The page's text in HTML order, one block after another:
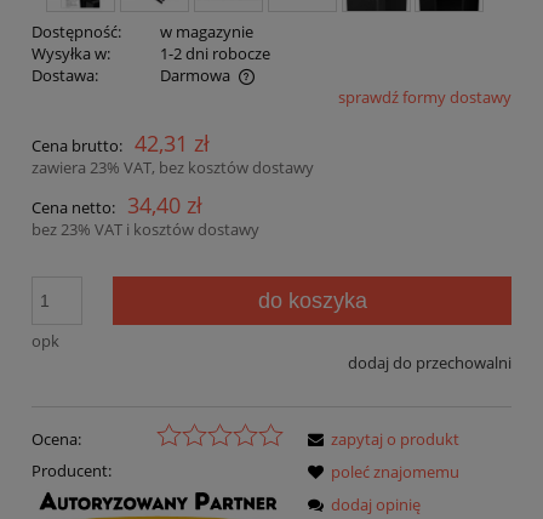
Dostępność:
w magazynie
Wysyłka w:
1-2 dni robocze
Dostawa:
Darmowa
Cena nie zawiera ewentualnych kosztów płatnościsprawdź formy dostawy
Cena brutto: 42,31 zł
zawiera 23% VAT, bez kosztów dostawy
Cena netto:
34,40 zł
bez 23% VAT i kosztów dostawy
opk
do koszyka
dodaj do przechowalni
Ocena:
Producent:
zapytaj o produkt
poleć znajomemu
dodaj opinię